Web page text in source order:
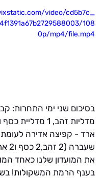
video/cd5b7c_
108
0p/mp4/file.mp4
ארד - קפיצה אדירה
את המועדון שלנו כאחד
בענף הרמת המשקולות!